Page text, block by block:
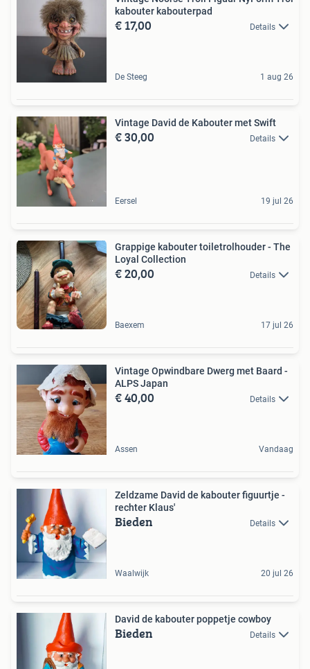
kabouter kabouterpad
€ 17,00 Details
De Steeg 1 aug 26
Vintage David de Kabouter met Swift
€ 30,00 Details
Eersel 19 jul 26
Grappige kabouter toiletrolhouder - The
Loyal Collection
€ 20,00 Details
Baexem 17 jul 26
Vintage Opwindbare Dwerg met Baard -
ALPS Japan
€ 40,00 Details
Assen Vandaag
Zeldzame David de kabouter figuurtje -
rechter Klaus'
Bieden Details
Waalwijk 20 jul 26
David de kabouter poppetje cowboy
Bieden Details